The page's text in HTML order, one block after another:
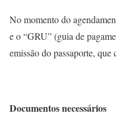
No momento do
e o “GRU” (guia de
emissão do passaporte, que
Documentos necessários